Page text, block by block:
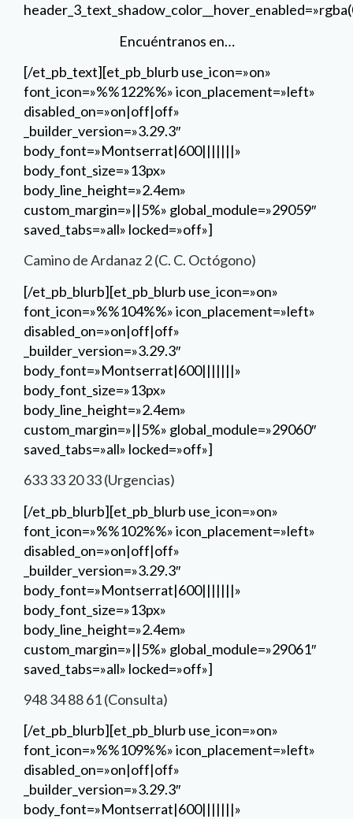
Encuéntranos en…
[/et_pb_text][et_pb_blurb use_icon=»on»
font_icon=»%%122%%» icon_placement=»left»
disabled_on=»on|off|off»
_builder_version=»3.29.3″
body_font=»Montserrat|600|||||||»
body_font_size=»13px»
body_line_height=»2.4em»
custom_margin=»||5%» global_module=»29059″
saved_tabs=»all» locked=»off»]
Camino de Ardanaz 2 (C. C. Octógono)
[/et_pb_blurb][et_pb_blurb use_icon=»on»
font_icon=»%%104%%» icon_placement=»left»
disabled_on=»on|off|off»
_builder_version=»3.29.3″
body_font=»Montserrat|600|||||||»
body_font_size=»13px»
body_line_height=»2.4em»
custom_margin=»||5%» global_module=»29060″
saved_tabs=»all» locked=»off»]
633 33 20 33 (Urgencias)
[/et_pb_blurb][et_pb_blurb use_icon=»on»
font_icon=»%%102%%» icon_placement=»left»
disabled_on=»on|off|off»
_builder_version=»3.29.3″
body_font=»Montserrat|600|||||||»
body_font_size=»13px»
body_line_height=»2.4em»
custom_margin=»||5%» global_module=»29061″
saved_tabs=»all» locked=»off»]
948 34 88 61 (Consulta)
[/et_pb_blurb][et_pb_blurb use_icon=»on»
font_icon=»%%109%%» icon_placement=»left»
disabled_on=»on|off|off»
_builder_version=»3.29.3″
body_font=»Montserrat|600|||||||»